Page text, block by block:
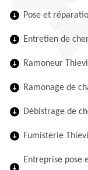
Pose et
Entretien de
Ramoneur
Ramonage de
Débistrage de
Fumisterie
Entreprise pose